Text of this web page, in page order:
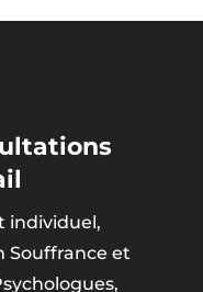
individuel,
Souffrance et